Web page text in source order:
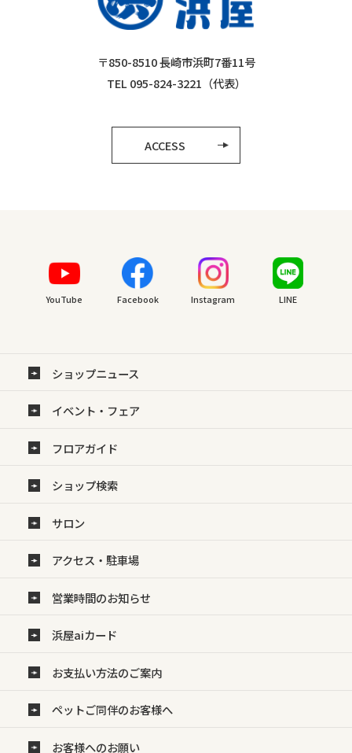
〒850-8510 長崎市浜町7番11号
TEL 095-824-3221（代表）
ACCESS
YouTube Facebook Instagram LINE
ショップニュース
イベント・フェア
フロアガイド
ショップ検索
サロン
アクセス・駐車場
営業時間のお知らせ
浜屋aiカード
お支払い方法のご案内
ペットご同伴のお客様へ
お客様へのお願い